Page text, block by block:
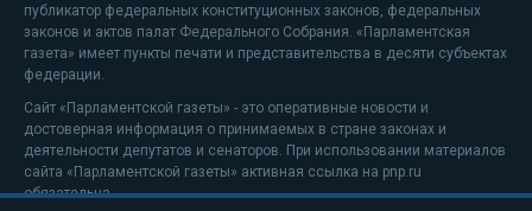
публикатор федеральных конституционных законов, федеральных
законов и актов палат Федерального Собрания. «Парламентская
газета» имеет пункты печати и представительства в десяти субъектах
федерации.
Сайт «Парламентской газеты» - это оперативные новости и
достоверная информация о принимаемых в стране законах и
деятельности депутатов и сенаторов. При использовании материалов
сайта «Парламентской газеты» активная ссылка на pnp.ru
обязательна.